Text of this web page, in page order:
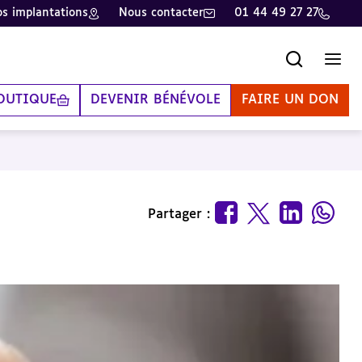
implantations Nous contacter 01 44 49 27 27
DEVENIR BÉNÉVOLE FAIRE UN DON
Partager :